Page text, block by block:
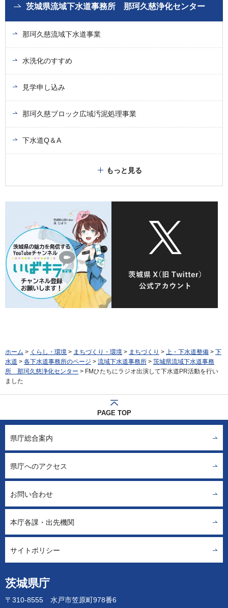
茨城県流域下水道事務所 那珂久慈浄化センター
那珂久慈流域下水道事業
水洗化のすすめ
見学申し込み
那珂久慈ブロック広域汚泥処理事業
下水道Q＆A
もっと見る
ホーム > くらし・環境 > まちづくり・環境 > まちづくり > 上・下水道整備 > 下
水道 > 各下水道事務所のページ > 流域下水道事務所 > 茨城県流域下水道事務
所 那珂久慈浄化センター > FMひたちにラジオ出演して下水道PR活動を行い
ました
PAGE TOP
茨城県庁
〒310-8555 水戸市笠原町978番6
県庁総合案内
県庁へのアクセス
お問い合わせ
本庁各課・出先機関
サイトポリシー